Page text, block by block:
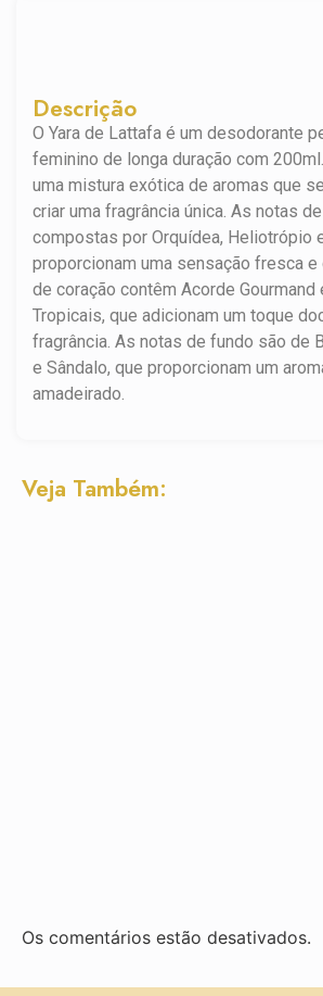
Descrição
O Yara de Lattafa é um desodorante
feminino de longa duração com
uma mistura exótica de aromas que
criar uma fragrância única. As notas
compostas por Orquídea, Heliotrópio
proporcionam uma sensação fresca e
de coração contêm Acorde Gourmand
Tropicais, que adicionam um toque
fragrância. As notas de fundo são de
e Sândalo, que proporcionam um
amadeirado.
Veja Também:
Os comentários estão desativados.